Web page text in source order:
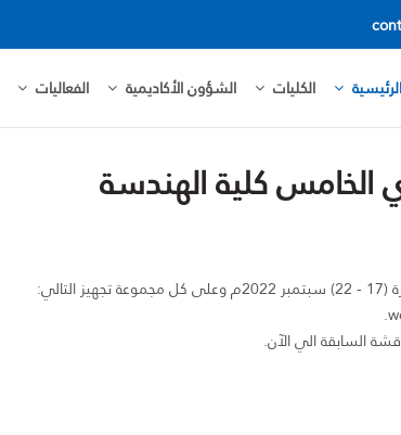
الرئيسية الكليات الشؤون الأكاديمية الفعاليات
الخامس كلية الهندسة